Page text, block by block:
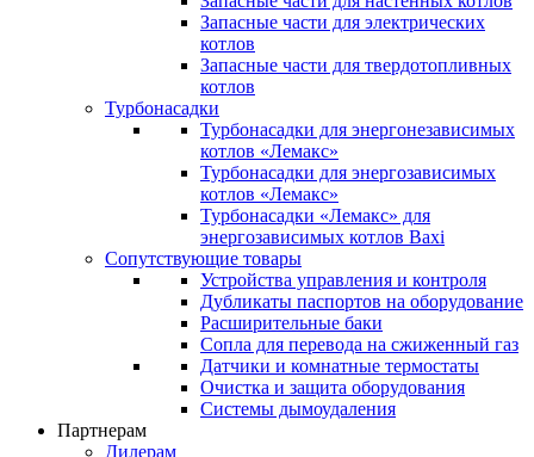
Запасные части для электрических
котлов
Запасные части для твердотопливных
котлов
Турбонасадки
Турбонасадки для энергонезависимых
котлов «Лемакс»
Турбонасадки для энергозависимых
котлов «Лемакс»
Турбонасадки «Лемакс» для
энергозависимых котлов Baxi
Сопутствующие товары
Устройства управления и контроля
Дубликаты паспортов на оборудование
Расширительные баки
Сопла для перевода на сжиженный газ
Датчики и комнатные термостаты
Очистка и защита оборудования
Системы дымоудаления
Партнерам
Дилерам